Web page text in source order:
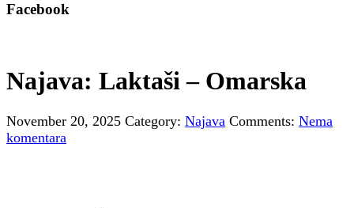
Facebook
Najava: Laktaši – Omarska
November 20, 2025 Category: Najava Comments: Nema
komentara